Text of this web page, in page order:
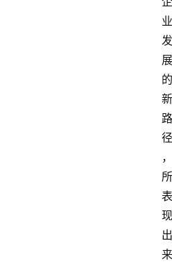
业
发
展
的
新
路
径
，
所
表
现
出
来